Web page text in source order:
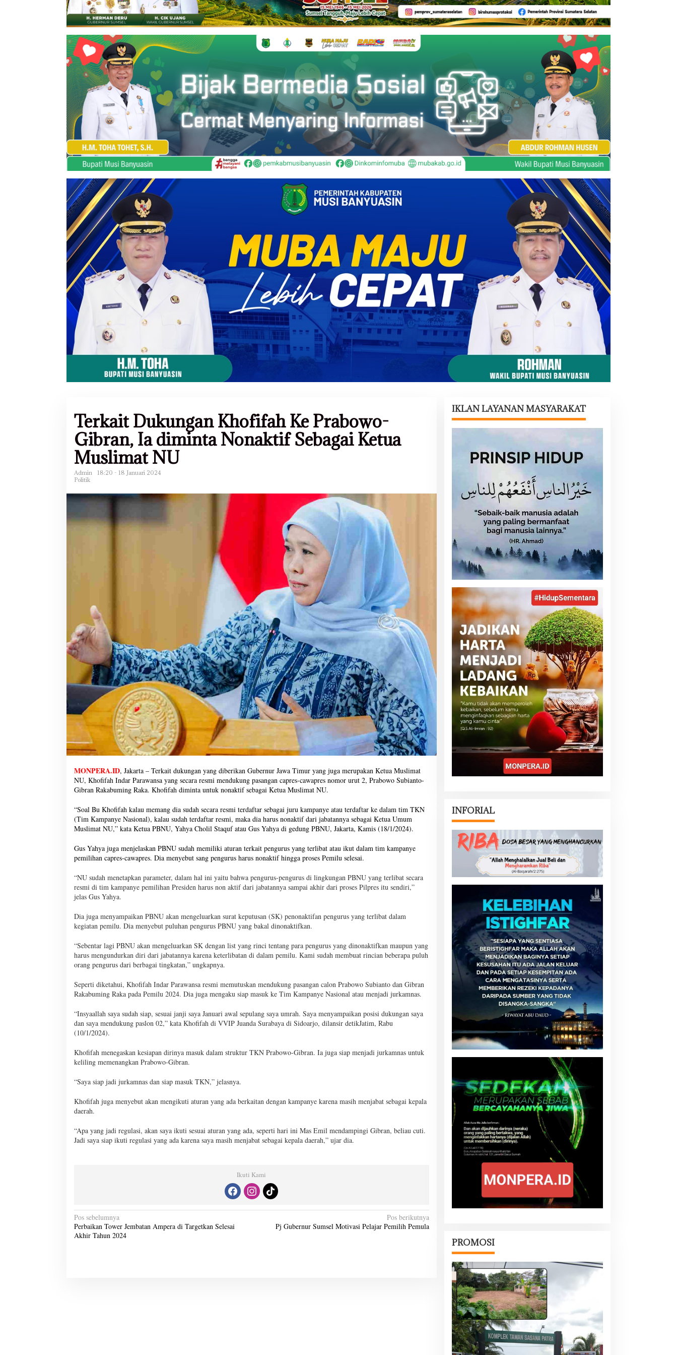
Terkait Dukungan Khofifah Ke Prabowo-
Gibran, Ia diminta Nonaktif Sebagai Ketua
Muslimat NU
Admin
18:20 - 18 Januari 2024
Politik
MONPERA.ID, Jakarta – Terkait dukungan yang diberikan Gubernur Jawa Timur yang juga merupakan Ketua Muslimat
NU, Khofifah Indar Parawansa yang secara resmi mendukung pasangan capres-cawapres nomor urut 2, Prabowo Subianto-
Gibran Rakabuming Raka. Khofifah diminta untuk nonaktif sebagai Ketua Muslimat NU.
“Soal Bu Khofifah kalau memang dia sudah secara resmi terdaftar sebagai juru kampanye atau terdaftar ke dalam tim TKN
(Tim Kampanye Nasional), kalau sudah terdaftar resmi, maka dia harus nonaktif dari jabatannya sebagai Ketua Umum
Muslimat NU,” kata Ketua PBNU, Yahya Cholil Staquf atau Gus Yahya di gedung PBNU, Jakarta, Kamis (18/1/2024).
Gus Yahya juga menjelaskan PBNU sudah memiliki aturan terkait pengurus yang terlibat atau ikut dalam tim kampanye
pemilihan capres-cawapres. Dia menyebut sang pengurus harus nonaktif hingga proses Pemilu selesai.
“NU sudah menetapkan parameter, dalam hal ini yaitu bahwa pengurus-pengurus di lingkungan PBNU yang terlibat secara
resmi di tim kampanye pemilihan Presiden harus non aktif dari jabatannya sampai akhir dari proses Pilpres itu sendiri,”
jelas Gus Yahya.
Dia juga menyampaikan PBNU akan mengeluarkan surat keputusan (SK) penonaktifan pengurus yang terlibat dalam
kegiatan pemilu. Dia menyebut puluhan pengurus PBNU yang bakal dinonaktifkan.
“Sebentar lagi PBNU akan mengeluarkan SK dengan list yang rinci tentang para pengurus yang dinonaktifkan maupun yang
harus mengundurkan diri dari jabatannya karena keterlibatan di dalam pemilu. Kami sudah membuat rincian beberapa puluh
orang pengurus dari berbagai tingkatan,” ungkapnya.
Seperti diketahui, Khofifah Indar Parawansa resmi memutuskan mendukung pasangan calon Prabowo Subianto dan Gibran
Rakabuming Raka pada Pemilu 2024. Dia juga mengaku siap masuk ke Tim Kampanye Nasional atau menjadi jurkamnas.
“Insyaallah saya sudah siap, sesuai janji saya Januari awal sepulang saya umrah. Saya menyampaikan posisi dukungan saya
dan saya mendukung paslon 02,” kata Khofifah di VVIP Juanda Surabaya di Sidoarjo, dilansir detikJatim, Rabu
(10/1/2024).
Khofifah menegaskan kesiapan dirinya masuk dalam struktur TKN Prabowo-Gibran. Ia juga siap menjadi jurkamnas untuk
keliling memenangkan Prabowo-Gibran.
“Saya siap jadi jurkamnas dan siap masuk TKN,” jelasnya.
Khofifah juga menyebut akan mengikuti aturan yang ada berkaitan dengan kampanye karena masih menjabat sebagai kepala
daerah.
“Apa yang jadi regulasi, akan saya ikuti sesuai aturan yang ada, seperti hari ini Mas Emil mendampingi Gibran, beliau cuti.
Jadi saya siap ikuti regulasi yang ada karena saya masih menjabat sebagai kepala daerah,” ujar dia.
Ikuti Kami
N
a
Pos sebelumnya
Perbaikan Tower Jembatan Ampera di Targetkan Selesai
Akhir Tahun 2024
Pos berikutnya
Pj Gubernur Sumsel Motivasi Pelajar Pemilih Pemula
IKLAN LAYANAN MASYARAKAT
INFORIAL
PROMOSI